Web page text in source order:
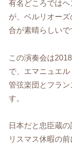
有名どころでは
が、ベルリオー
合が素晴らしいで
この演奏会は
で、エマニュエ
管弦楽団とフラ
す。
日本だと忠臣蔵
リスマス休暇の